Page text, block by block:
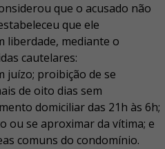
que o acusado não
que ele
liberdade, mediante o
cautelares:
juízo; proibição de se
de oito dias sem
domiciliar das 21h às 6h;
ou se aproximar da vítima; e
comuns do condomínio.